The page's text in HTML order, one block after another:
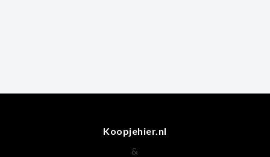
Koopjehier.nl
&